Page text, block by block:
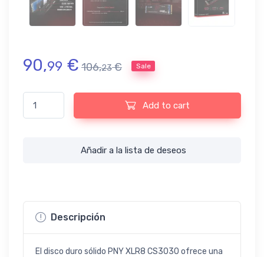
90,99 € 106,23 € Sale
Disco duro sólido PNY XLR8 CS3030 M.2 250GB PCIe NVMe
Add to cart
Añadir a la lista de deseos
Descripción
El disco duro sólido PNY XLR8 CS3030 ofrece una